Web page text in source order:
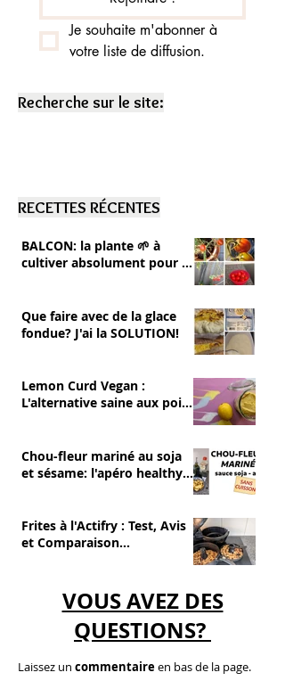
Je souhaite m'abonner à
votre liste de diffusion.
Recherche sur le site:
RECETTES RÉCENTES
BALCON: la plante 🌱 à
cultiver absolument pour se
Que faire avec de la glace
fondue? J'ai la SOLUTION!
Lemon Curd Vegan :
L'alternative saine aux pois
Chou-fleur mariné au soja
et sésame: l'apéro healthy
Frites à l'Actifry : Test, Avis
et Comparaison
VOUS AVEZ DES
QUESTIONS?
Laissez un commentaireen bas de la page.